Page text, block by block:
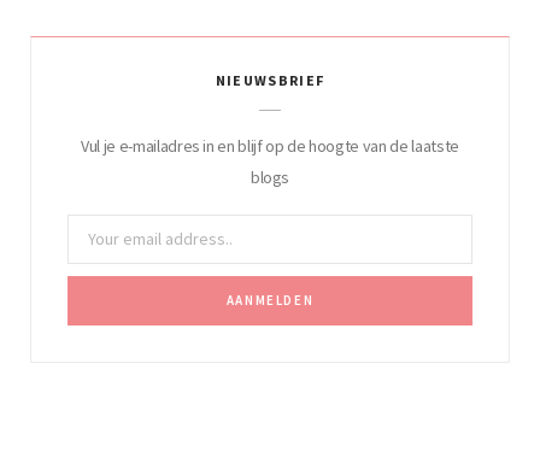
NIEUWSBRIEF
Vul je e-mailadres in en blijf op de hoogte van de laatste
blogs